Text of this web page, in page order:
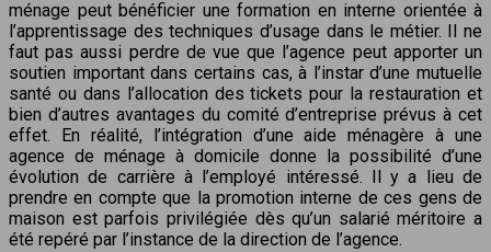
ménage peut bénéficier une formation en interne orientée à
l’apprentissage des techniques d’usage dans le métier. Il ne
faut pas aussi perdre de vue que l’agence peut apporter un
soutien important dans certains cas, à l’instar d’une mutuelle
santé ou dans l’allocation des tickets pour la restauration et
bien d’autres avantages du comité d’entreprise prévus à cet
effet. En réalité, l’intégration d’une aide ménagère à une
agence de ménage à domicile donne la possibilité d’une
évolution de carrière à l’employé intéressé. Il y a lieu de
prendre en compte que la promotion interne de ces gens de
maison est parfois privilégiée dès qu’un salarié méritoire a
été repéré par l’instance de la direction de l’agence.